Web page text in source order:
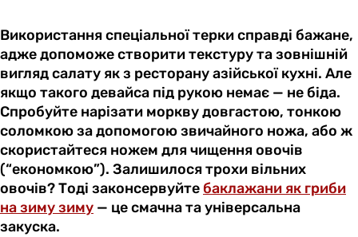
Використання спеціальної терки справді бажане,
адже допоможе створити текстуру та зовнішній
вигляд салату як з ресторану азійської кухні. Але
якщо такого девайса під рукою немає — не біда.
Спробуйте нарізати моркву довгастою, тонкою
соломкою за допомогою звичайного ножа, або ж
скористайтеся ножем для чищення овочів
(“економкою”). Залишилося трохи вільних
овочів? Тоді законсервуйте баклажани як гриби
на зиму зиму — це смачна та універсальна
закуска.